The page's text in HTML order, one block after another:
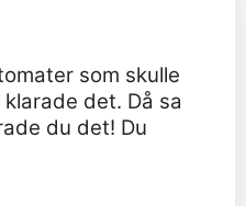
som skulle
det. Då sa
du det! Du